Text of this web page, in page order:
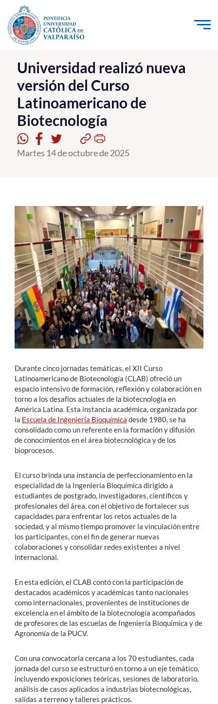
Click acá para ir directamente al contenido
La Universidad
Investigación, Creación e Innovación
PUCV Internacional
Vinculación con el Medio
Admisión
Formación Continua
Estudiantes
Académicos
Funcionarios
Alumni
English
Universidad realizó nueva
versión del Curso
Latinoamericano de
Biotecnología
Martes 14 de octubre de 2025
Durante cinco jornadas temáticas, el XII Curso
Latinoamericano de Biotecnología (CLAB) ofreció un
espacio intensivo de formación, reflexión y colaboración en
torno a los desafíos actuales de la biotecnología en
América Latina. Esta instancia académica, organizada por
la Escuela de Ingeniería Bioquímica desde 1980, se ha
consolidado como un referente en la formación y difusión
de conocimientos en el área biotecnológica y de los
bioprocesos.
El curso brinda una instancia de perfeccionamiento en la
especialidad de la Ingeniería Bioquímica dirigido a
estudiantes de postgrado, investigadores, científicos y
profesionales del área, con el objetivo de fortalecer sus
capacidades para enfrentar los retos actuales de la
sociedad, y al mismo tiempo promover la vinculación entre
los participantes, con el fin de generar nuevas
colaboraciones y consolidar redes existentes a nivel
internacional.
En esta edición, el CLAB contó con la participación de
destacados académicos y académicas tanto nacionales
como internacionales, provenientes de instituciones de
excelencia en el ámbito de la biotecnología acompañados
de profesores de las escuelas de Ingeniería Bioquímica y de
Agronomía de la PUCV.
Con una convocatoria cercana a los 70 estudiantes, cada
jornada del curso se estructuró en torno a un eje temático,
incluyendo exposiciones teóricas, sesiones de laboratorio,
análisis de casos aplicados a industrias biotecnológicas,
salidas a terreno y talleres prácticos.